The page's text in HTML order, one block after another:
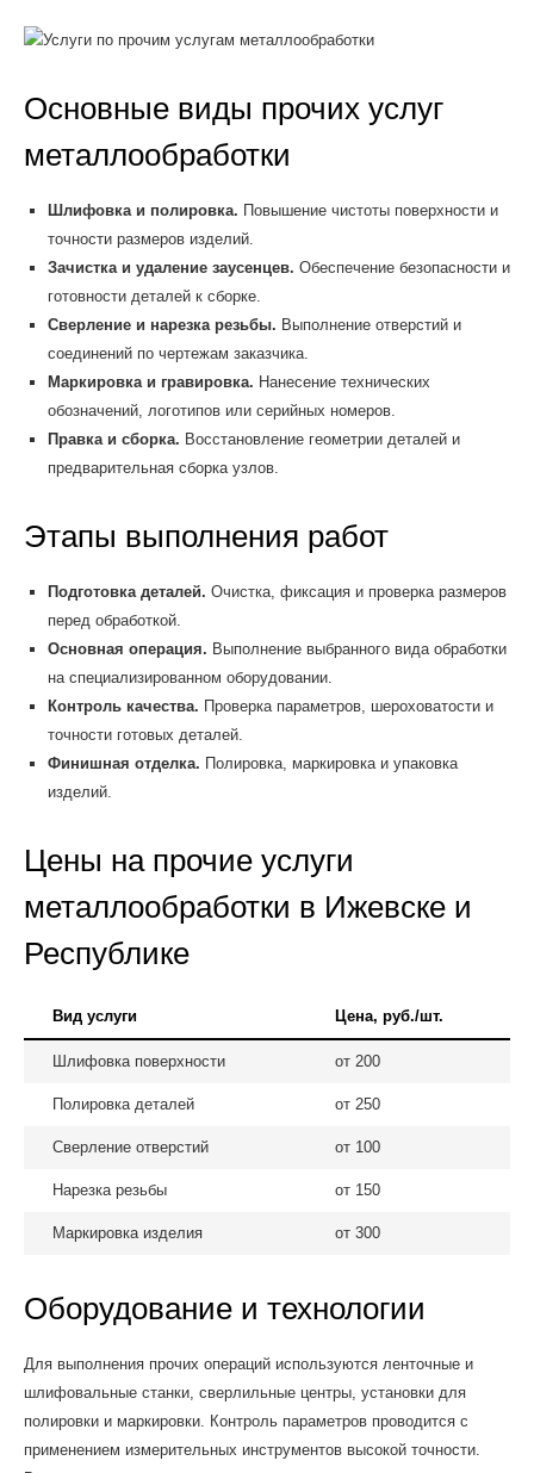
Основные виды прочих услуг
металлообработки
Шлифовка и полировка. Повышение чистоты поверхности и
точности размеров изделий.
Зачистка и удаление заусенцев. Обеспечение безопасности и
готовности деталей к сборке.
Сверление и нарезка резьбы. Выполнение отверстий и
соединений по чертежам заказчика.
Маркировка и гравировка. Нанесение технических
обозначений, логотипов или серийных номеров.
Правка и сборка. Восстановление геометрии деталей и
предварительная сборка узлов.
Этапы выполнения работ
Подготовка деталей. Очистка, фиксация и проверка размеров
перед обработкой.
Основная операция. Выполнение выбранного вида обработки
на специализированном оборудовании.
Контроль качества. Проверка параметров, шероховатости и
точности готовых деталей.
Финишная отделка. Полировка, маркировка и упаковка
изделий.
Цены на прочие услуги
металлообработки в Ижевске и
Республике
Вид услуги Цена, руб./шт.
Шлифовка поверхности от 200
Полировка деталей от 250
Сверление отверстий от 100
Нарезка резьбы от 150
Маркировка изделия от 300
Оборудование и технологии
Для выполнения прочих операций используются ленточные и
шлифовальные станки, сверлильные центры, установки для
полировки и маркировки. Контроль параметров проводится с
применением измерительных инструментов высокой точности.